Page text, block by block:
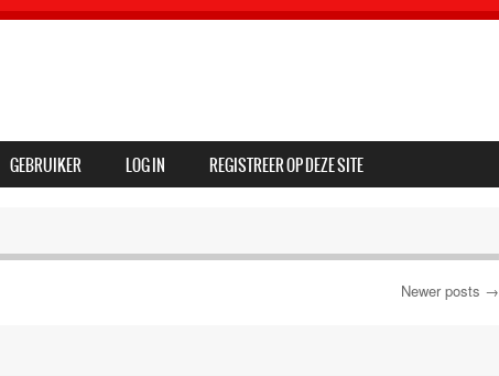
GEBRUIKER LOG IN REGISTREER OP DEZE SITE
Newer posts →